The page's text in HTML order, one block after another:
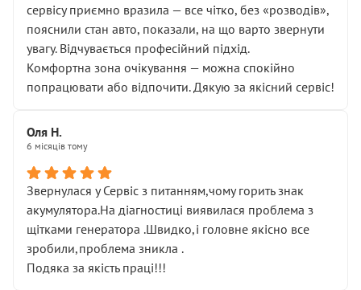
сервісу приємно вразила — все чітко, без «розводів»,
пояснили стан авто, показали, на що варто звернути
увагу. Відчувається професійний підхід.
Комфортна зона очікування — можна спокійно
попрацювати або відпочити. Дякую за якісний сервіс!
Оля Н.
6 місяців тому
Звернулася у Сервіс з питанням,чому горить знак
акумулятора.На діагностиці виявилася проблема з
щітками генератора .Швидко,і головне якісно все
зробили,проблема зникла .
Подяка за якість праці!!!